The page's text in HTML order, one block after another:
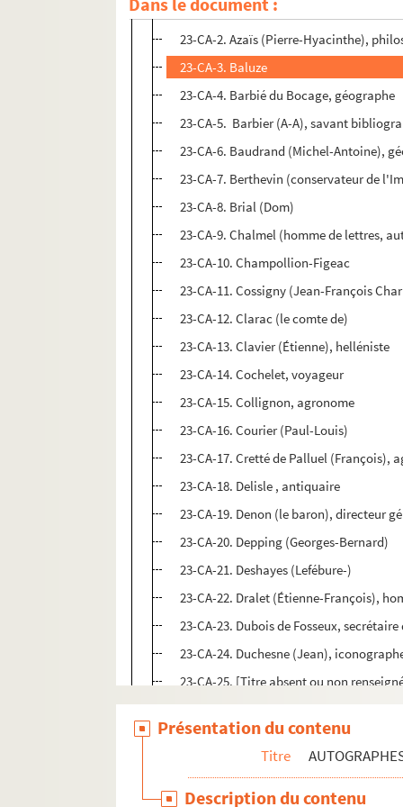
23-CA-1. Ameilhon (Hubert-Pascal),
23-CA-2. Azaïs (Pierre-Hyacinthe),
23-CA-3. Baluze
23-CA-4. Barbié du Bocage, géographe
23-CA-5. Barbier (A-A), savant
23-CA-6. Baudrand (Michel-Antoine),
23-CA-7. Berthevin (conservateur de
23-CA-8. Brial (Dom)
23-CA-9. Chalmel (homme de lettres,
23-CA-10. Champollion-Figeac
23-CA-11. Cossigny (Jean-François
23-CA-12. Clarac (le comte de)
23-CA-13. Clavier (Étienne), helléniste
23-CA-14. Cochelet, voyageur
23-CA-15. Collignon, agronome
23-CA-16. Courier (Paul-Louis)
23-CA-17. Cretté de Palluel (François),
23-CA-18. Delisle , antiquaire
23-CA-19. Denon (le baron), directeur
23-CA-20. Depping (Georges-Bernard)
23-CA-21. Deshayes (Lefébure-)
23-CA-22. Dralet (Étienne-François),
23-CA-23. Dubois de Fosseux,
23-CA-24. Duchesne (Jean),
23-CA-25. [Titre absent ou non
23-CA-26. Estienne (Henri), imprimeur
23-CA-27. Fauchat, auteur d'un
23-CA-28. Fortia d'Urban (le marquis
23-CA-28 bis. Freycinet (Louis de),
Présentation du contenu
Titre
Description du contenu